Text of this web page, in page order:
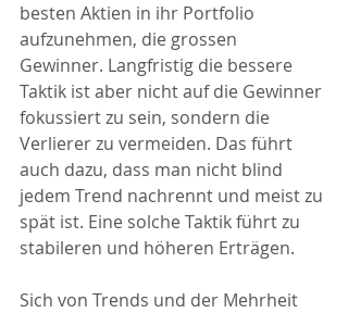
besten Aktien in ihr Portfolio
aufzunehmen, die grossen
Gewinner. Langfristig die bessere
Taktik ist aber nicht auf die Gewinner
fokussiert zu sein, sondern die
Verlierer zu vermeiden. Das führt
auch dazu, dass man nicht blind
jedem Trend nachrennt und meist zu
spät ist. Eine solche Taktik führt zu
stabileren und höheren Erträgen.
Sich von Trends und der Mehrheit